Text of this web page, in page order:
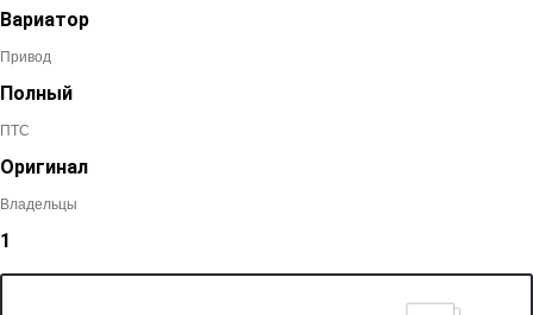
Вариатор
Привод
Полный
ПТС
Оригинал
Владельцы
1